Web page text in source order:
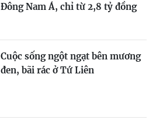
Đông Nam Á, chỉ từ 2,8 tỷ đồng
Cuộc sống ngột ngạt bên mương
đen, bãi rác ở Tứ Liên